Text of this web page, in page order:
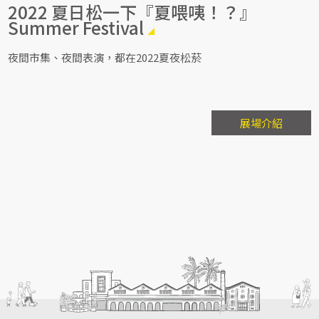
2022 夏日松一下『夏喂咦！？』
Summer Festival
夜間市集、夜間表演，都在2022夏夜松菸
展場介紹